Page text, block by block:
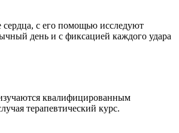
сердца, с его помощью исследуют
день и с фиксацией каждого удара
квалифицированным
терапевтический курс.